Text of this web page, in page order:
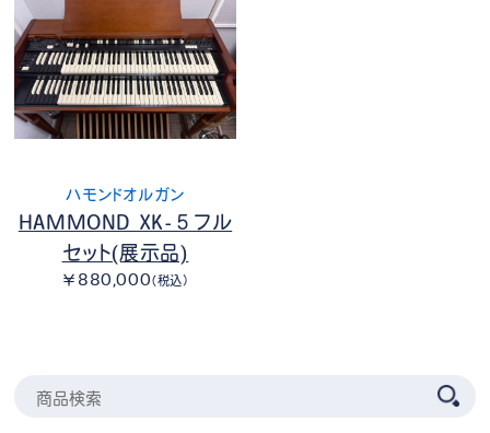
ハモンドオルガン
HAMMOND XK-５フル
セット(展示品)
￥880,000（税込）